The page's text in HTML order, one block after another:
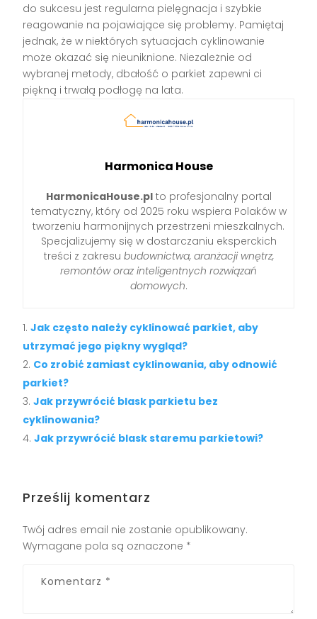
do sukcesu jest regularna pielęgnacja i szybkie
reagowanie na pojawiające się problemy. Pamiętaj
jednak, że w niektórych sytuacjach cyklinowanie
może okazać się nieuniknione. Niezależnie od
wybranej metody, dbałość o parkiet zapewni ci
piękną i trwałą podłogę na lata.
Harmonica House
HarmonicaHouse.plto profesjonalny portal
tematyczny, który od 2025 roku wspiera Polaków w
tworzeniu harmonijnych przestrzeni mieszkalnych.
Specjalizujemy się w dostarczaniu eksperckich
treści z zakresu budownictwa, aranżacji wnętrz,
remontów oraz inteligentnych rozwiązań
domowych.
Jak często należy cyklinować parkiet, aby
utrzymać jego piękny wygląd?
Co zrobić zamiast cyklinowania, aby odnowić
parkiet?
Jak przywrócić blask parkietu bez
cyklinowania?
Jak przywrócić blask staremu parkietowi?
Prześlij komentarz
Twój adres email nie zostanie opublikowany.
Wymagane pola są oznaczone *